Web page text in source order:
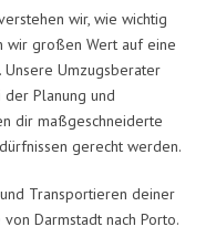
wir, wie wichtig
wir großen Wert auf eine
Umzugsberater
Planung und
dir maßgeschneiderte
gerecht werden.
Transportieren deiner
Darmstadt nach Porto.